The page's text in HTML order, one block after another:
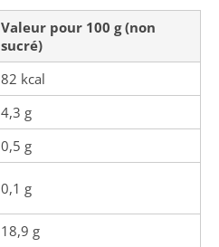
Valeur pour 100 g (non
sucré)
82 kcal
4,3 g
0,5 g
0,1 g
18,9 g